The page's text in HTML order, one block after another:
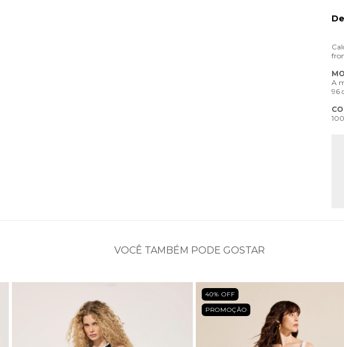
A
96
VOCÊ TAMBÉM PODE GOSTAR
40% OFF
PROMOÇÃO